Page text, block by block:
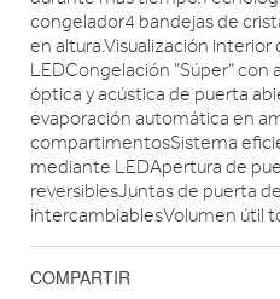
congelador4 bandejas de
en altura.Visualización
LEDCongelación "Súper" con
óptica y acústica de puerta
evaporación automática en
compartimentosSistema
mediante LEDApertura de
reversiblesJuntas de puerta
intercambiablesVolumen útil
COMPARTIR